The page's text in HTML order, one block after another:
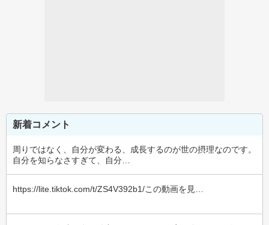
新着コメント
周りではなく、自分が変わる、成長するのが世の摂理なのです。
自分を知らなさすぎて、自分…
https://lite.tiktok.com/t/ZS4V392b1/この動画を見…